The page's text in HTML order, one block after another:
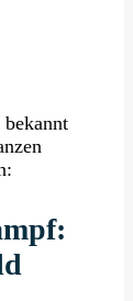
bekannt